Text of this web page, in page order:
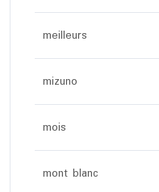
meilleurs
mizuno
mois
mont blanc